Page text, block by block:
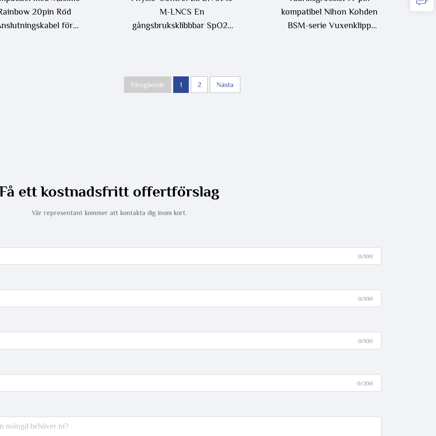
20pin Röd
för
M-LNCS En
gångsbruksklibbbar SpO2-
kompatibel Nihon Kohden
BSM-serie Vuxenklipp
Föregående 1 2 Nästa
ett kostnadsfritt offertförslag
Vår representant kommer att kontakta dig inom kort.
0/100
0/100
0/100
0/200